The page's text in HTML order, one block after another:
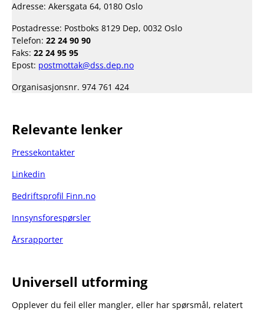
Adresse: Akersgata 64, 0180 Oslo
Postadresse: Postboks 8129 Dep, 0032 Oslo
Telefon: 22 24 90 90
Faks: 22 24 95 95
Epost: postmottak@dss.dep.no
Organisasjonsnr. 974 761 424
Relevante lenker
Pressekontakter
Linkedin
Bedriftsprofil Finn.no
Innsynsforespørsler
Årsrapporter
Universell utforming
Opplever du feil eller mangler, eller har spørsmål, relatert